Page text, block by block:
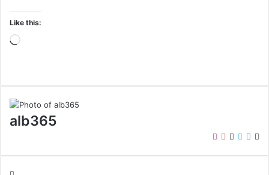
Like this:
Loading…
alb365
Twitter
LinkedIn
YouTube
Instagram